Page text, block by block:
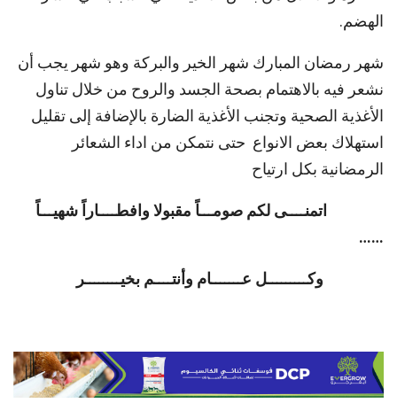
الهضم.
شهر رمضان المبارك شهر الخير والبركة وهو شهر يجب أن
نشعر فيه بالاهتمام بصحة الجسد والروح من خلال تناول
الأغذية الصحية وتجنب الأغذية الضارة بالإضافة إلى تقليل
استهلاك بعض الانواع حتى نتمكن من اداء الشعائر
الرمضانية بكل ارتياح
اتمنــــى لكم صومـــاً مقبولا وافطــــاراً شهيـــاً
……
وكـــــــــل عـــــــام وأنتــــم بخيــــــــر